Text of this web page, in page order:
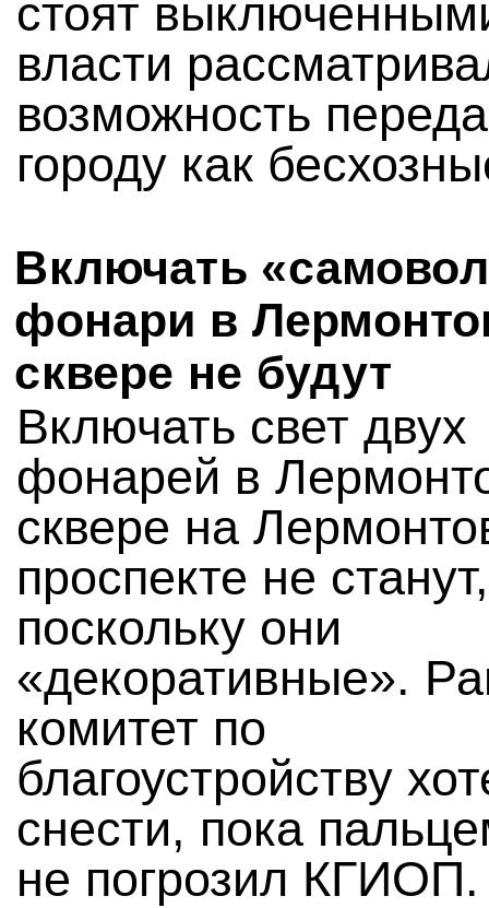
стоят
власти
возможность
городу как
Включать
фонари в
сквере не будут
Включать свет двух
фонарей в
сквере на
проспекте не станут,
поскольку они
«декоративные».
комитет по
благоустройству
снести, пока
не погрозил КГИОП.